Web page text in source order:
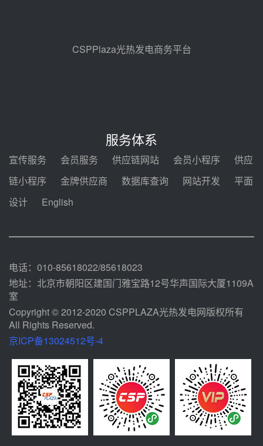
格局
昨天 08-05 09:11
锅中标格尔木项目蒸汽发生系统
甘肃建投安装公司赴京洽谈，深化
瓜州、博州光热项目战略合作
发！明确推动光热发电规模化发展
CSPPlaza光热发电商务平台
服务体系
宣传服务 会员服务 供应链网站 会员小程序
供应
链小程序
金牌供应商 数据库查询 网站开发
平面
设计
English
电话：010-85618022/85618023
地址：北京市朝阳区建国门雅宝路12号华声国际大厦1109A
室
Copyright © 2012-2020 CSPPLAZA光热发电网版权所有
All Rights Reserved.
京ICP备13024512号-4